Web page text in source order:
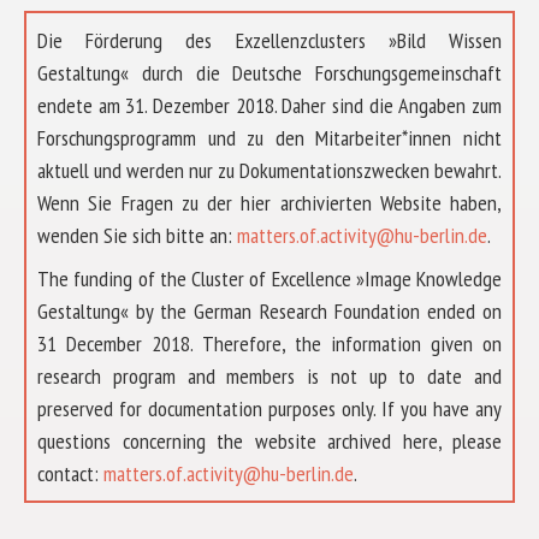
Die Förderung des Exzellenzclusters »Bild Wissen
Gestaltung« durch die Deutsche Forschungsgemeinschaft
endete am 31. Dezember 2018. Daher sind die Angaben zum
Forschungsprogramm und zu den Mitarbeiter*innen nicht
aktuell und werden nur zu Dokumentationszwecken bewahrt.
Wenn Sie Fragen zu der hier archivierten Website haben,
wenden Sie sich bitte an: matters.of.activity@hu-berlin.de.
The funding of the Cluster of Excellence »Image Knowledge
Gestaltung« by the German Research Foundation ended on
31 December 2018. Therefore, the information given on
research program and members is not up to date and
preserved for documentation purposes only. If you have any
questions concerning the website archived here, please
contact: matters.of.activity@hu-berlin.de.
ÜBER UNS